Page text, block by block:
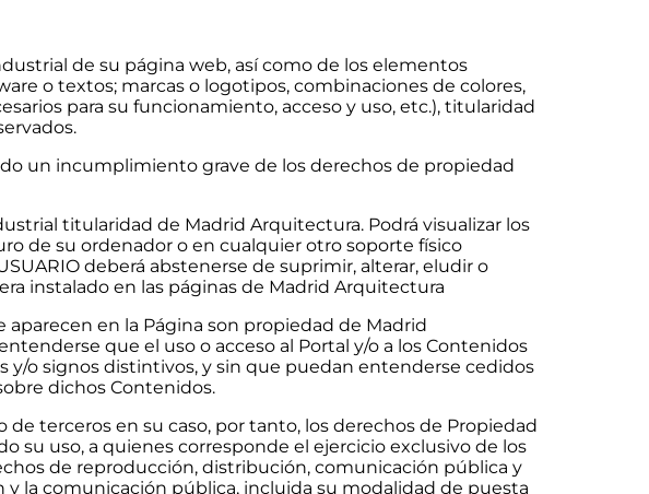
de su página web, así como de los elementos
o textos; marcas o logotipos, combinaciones de colores,
para su funcionamiento, acceso y uso, etc.), titularidad
un incumplimiento grave de los derechos de propiedad
titularidad de Madrid Arquitectura. Podrá visualizar los
de su ordenador o en cualquier otro soporte físico
deberá abstenerse de suprimir, alterar, eludir o
instalado en las páginas de Madrid Arquitectura
en la Página son propiedad de Madrid
que el uso o acceso al Portal y/o a los Contenidos
y/o signos distintivos, y sin que puedan entenderse cedidos
dichos Contenidos.
terceros en su caso, por tanto, los derechos de Propiedad
uso, a quienes corresponde el ejercicio exclusivo de los
de reproducción, distribución, comunicación pública y
la comunicación pública, incluida su modalidad de puesta